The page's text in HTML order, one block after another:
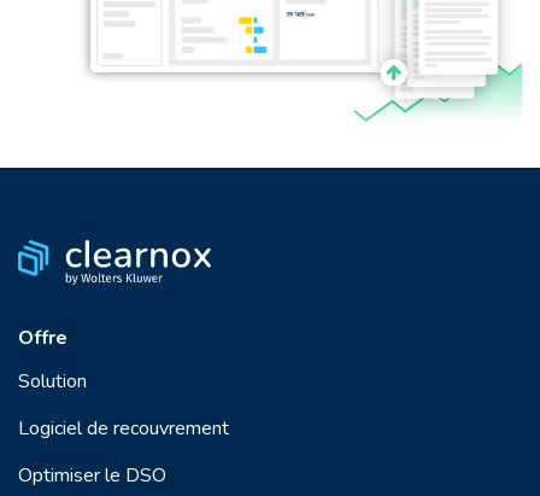
Offre
Solution
Logiciel de recouvrement
Optimiser le DSO